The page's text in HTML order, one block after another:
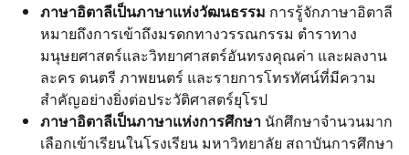
ภาษาอิตาลีเป็นภาษาแห่งวัฒนธรรม การรู้จักภาษาอิตาลี
หมายถึงการเข้าถึงมรดกทางวรรณกรรม ตำราทาง
มนุษยศาสตร์และวิทยาศาสตร์อันทรงคุณค่า และผลงาน
ละคร ดนตรี ภาพยนตร์ และรายการโทรทัศน์ที่มีความ
สำคัญอย่างยิ่งต่อประวัติศาสตร์ยุโรป
ภาษาอิตาลีเป็นภาษาแห่งการศึกษา นักศึกษาจำนวนมาก
เลือกเข้าเรียนในโรงเรียน มหาวิทยาลัย สถาบันการศึกษา